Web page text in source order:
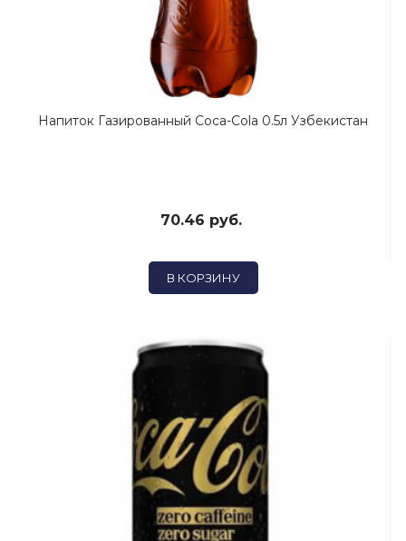
Напиток Газированный Coca-Cola 0.5л Узбекистан
70.46 руб.
В КОРЗИНУ